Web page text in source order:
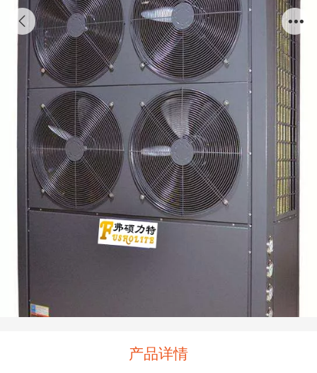
超低温空气源热泵
产品详情